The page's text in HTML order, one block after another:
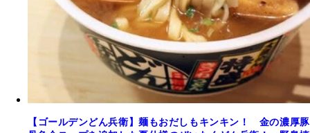
【ゴールデンどん兵衛】麺もおだしもキンキン！ 金の濃厚豚